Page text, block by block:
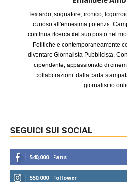
Testardo, sognatore, ironico,
curioso all'ennesima potenza.
continua ricerca del suo posto nel
Politiche e contemporaneamente
diventare Giornalista Pubblicista.
dipendente, appassionato di
collaborazioni: dalla carta
giornalismo
SEGUICI SUI SOCIAL
540,000 Fans
550,000 Follower